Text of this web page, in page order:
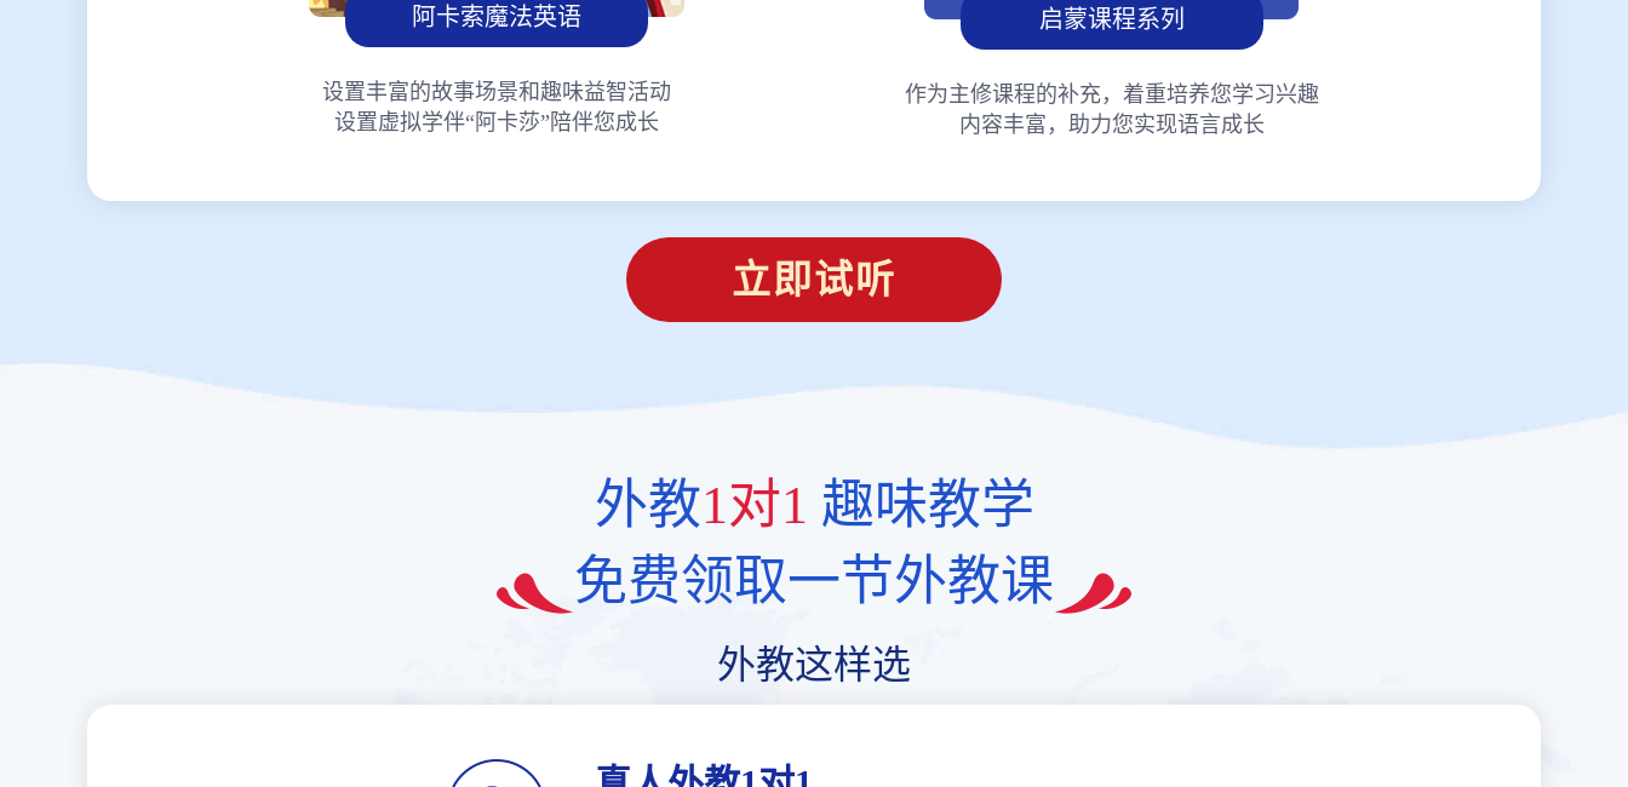
阿卡索魔法英语
设置丰富的故事场景和趣味益智活动
设置虚拟学伴“阿卡莎”陪伴您成长
启蒙课程系列
作为主修课程的补充，着重培养您学习兴趣
内容丰富，助力您实现语言成长
立即试听
外教1对1 趣味教学
免费领取一节外教课
外教这样选